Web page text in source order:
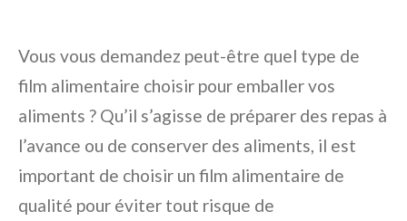
Vous vous demandez peut-être quel type de
film alimentaire choisir pour emballer vos
aliments ? Qu’il s’agisse de préparer des repas à
l’avance ou de conserver des aliments, il est
important de choisir un film alimentaire de
qualité pour éviter tout risque de